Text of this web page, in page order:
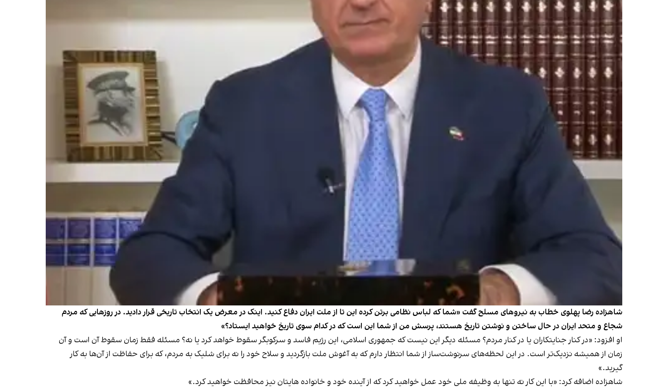
شاهزاده رضا پهلوی خطاب به نیروهای مسلح گفت «شما که لباس نظامی برتن کرده این تا از ملت ایران دفاع کنید. اینک در معرض یک انتخاب تاریخی قرار دادید. در روزهایی که مردم
شجاع و متحد ایران در حال ساختن و نوشتن تاریخ هستند، پرسش من از شما این است که در کدام سوی تاریخ خواهید ایستاد؟»
او افزود: «در کنار جنایتکاران یا در کنار مردم؟ مسئله دیگر این نیست که جمهوری اسلامی، این رژیم فاسد و سرکوبگر سقوط خواهد کرد یا نه؟ مسئله فقط زمان سقوط آن است و آن
زمان از همیشه نزدیک‌تر است. در این لحظه‌های سرنوشت‌ساز از شما انتظار دارم که به آغوش ملت بازگردید و سلاح خود را نه برای شلیک به مردم، که برای حفاظت از آن‌ها به کار
گیرید.»
شاهزاده اضافه کرد:‌ «با این کار نه تنها به وظیفه ملی خود عمل خواهید کرد که از آینده خود و خانواده هایتان نیز محافظت خواهید کرد.»